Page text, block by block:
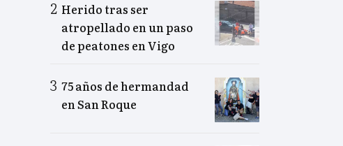
Herido tras ser
atropellado en un paso
de peatones en Vigo
75 años de hermandad
en San Roque